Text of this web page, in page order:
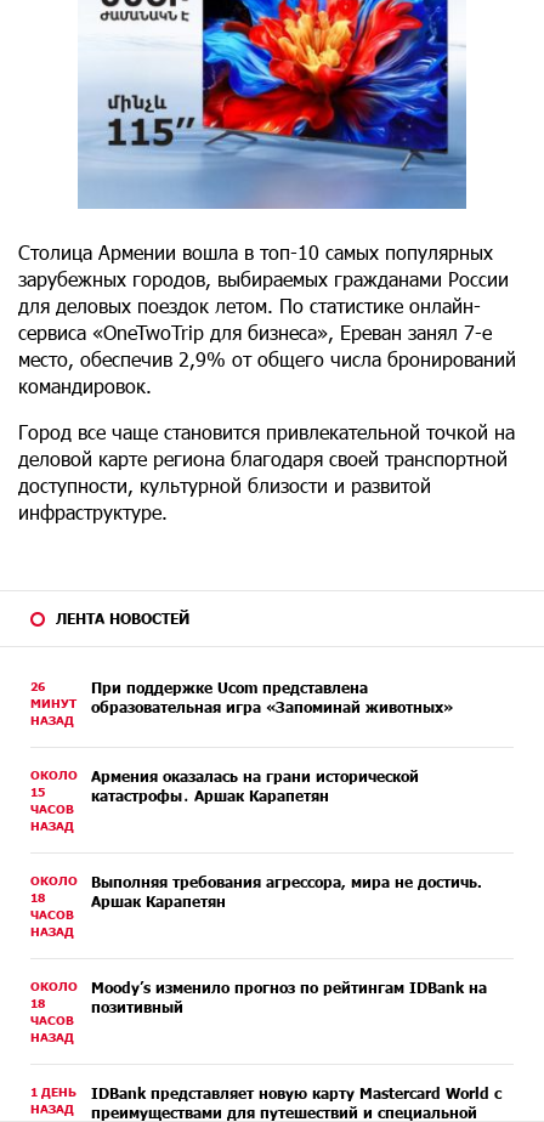
ЛЕНТА НОВОСТЕЙ
26
МИНУТ
НАЗАД
При поддержке Ucom представлена
образовательная игра «Запоминай животных»
ОКОЛО
15
ЧАСОВ
НАЗАД
Армения оказалась на грани исторической
катастрофы․ Аршак Карапетян
ОКОЛО
18
ЧАСОВ
НАЗАД
Выполняя требования агрессора, мира не достичь.
Аршак Карапетян
ОКОЛО
18
ЧАСОВ
НАЗАД
Moody’s изменило прогноз по рейтингам IDBank на
позитивный
1 ДЕНЬ
НАЗАД
IDBank представляет новую карту Mastercard World с
преимуществами для путешествий и специальной
Столица Армении вошла в топ-10 самых популярных
зарубежных городов, выбираемых гражданами России
для деловых поездок летом. По статистике онлайн-
сервиса «OneTwoTrip для бизнеса», Ереван занял 7-е
место, обеспечив 2,9% от общего числа бронирований
командировок.
Город все чаще становится привлекательной точкой на
деловой карте региона благодаря своей транспортной
доступности, культурной близости и развитой
инфраструктуре.